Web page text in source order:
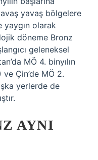
yavaş bölgelere
yaygın olarak
döneme Bronz
geleneksel
MÖ 4. binyılın
Çin’de MÖ 2.
yerlerde de
AYNI